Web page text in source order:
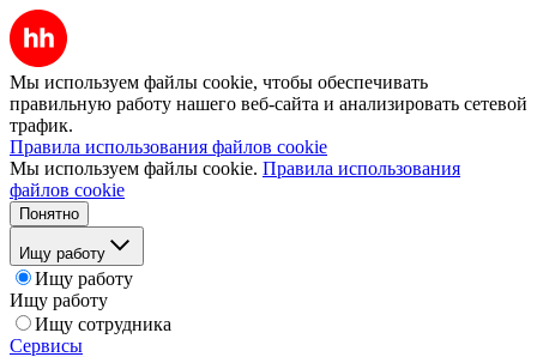
Мы используем файлы cookie, чтобы обеспечивать
правильную работу нашего веб-сайта и анализировать сетевой
трафик.
Правила использования файлов cookie
Мы используем файлы cookie. Правила использования
файлов cookie
Понятно
Ищу работу
Ищу работу
Ищу работу
Ищу сотрудника
Сервисы